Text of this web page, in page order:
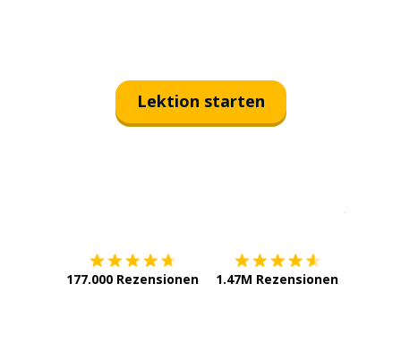
Lektion starten
177.000 Rezensionen 1.47M Rezensionen